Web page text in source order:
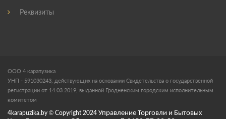
Реквизиты
ООО 4 карапузика
УНП - 591030243, действующих на основании Свидетельства о государственной
регистрации от 14.03.2019, выданной Гродненским городским исполнительным
комитетом
4karapuzika.by © Copyright 2024 Управление Торговли и Бытовых